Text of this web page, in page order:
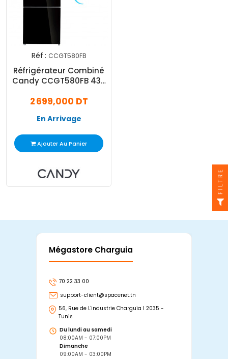
Réf : CCGT580FB
Réfrigérateur Combiné
Candy CCGT580FB 432
Noir
2 699,000 DT
En Arrivage
Ajouter Au Panier
Mégastore Charguia
70 22 33 00
support-client@spacenet.tn
56, Rue de L'industrie Charguia I 2035 -
Tunis
Du lundi au samedi
08:00AM - 07:00PM
Dimanche
09:00AM - 03:00PM
FILTRE